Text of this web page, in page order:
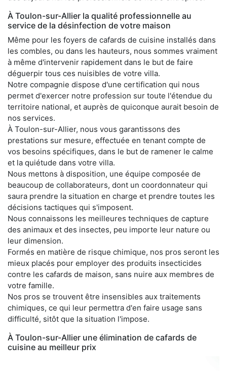
À Toulon-sur-Allier la qualité professionnelle au
service de la désinfection de votre maison
Même pour les foyers de cafards de cuisine installés dans
les combles, ou dans les hauteurs, nous sommes vraiment
à même d'intervenir rapidement dans le but de faire
déguerpir tous ces nuisibles de votre villa.
Notre compagnie dispose d'une certification qui nous
permet d'exercer notre profession sur toute l'étendue du
territoire national, et auprès de quiconque aurait besoin de
nos services.
À Toulon-sur-Allier, nous vous garantissons des
prestations sur mesure, effectuée en tenant compte de
vos besoins spécifiques, dans le but de ramener le calme
et la quiétude dans votre villa.
Nous mettons à disposition, une équipe composée de
beaucoup de collaborateurs, dont un coordonnateur qui
saura prendre la situation en charge et prendre toutes les
décisions tactiques qui s'imposent.
Nous connaissons les meilleures techniques de capture
des animaux et des insectes, peu importe leur nature ou
leur dimension.
Formés en matière de risque chimique, nos pros seront les
mieux placés pour employer des produits insecticides
contre les cafards de maison, sans nuire aux membres de
votre famille.
Nos pros se trouvent être insensibles aux traitements
chimiques, ce qui leur permettra d'en faire usage sans
difficulté, sitôt que la situation l'impose.
À Toulon-sur-Allier une élimination de cafards de
cuisine au meilleur prix